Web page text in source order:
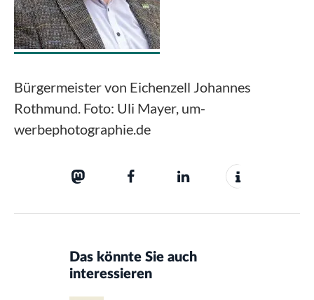
Bürgermeister von Eichenzell Johannes
Rothmund. Foto: Uli Mayer, um-
werbephotographie.de
Das könnte Sie auch
interessieren